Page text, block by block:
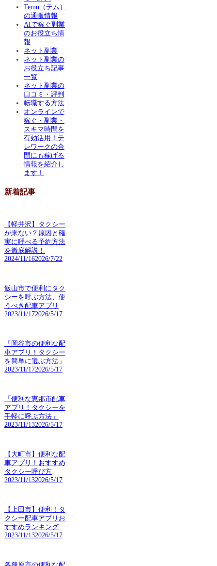
Temu（テム）
の通販情報
AIで稼ぐ副業
のお役立ち情
報
ネット副業
ネット副業の
お役立ち記事
一覧
ネット副業の
口コミ・評判
転職する方法
オンラインで
稼ぐ・副業・
スキマ時間を
有効活用！テ
レワークの合
間にも稼げる
情報を紹介し
ます！
新着記事
【軽井沢】タクシー
が来ない？原因と確
実に呼べる予約方法
を徹底解説！
2024/11/162026/7/22
飯山市で便利にタク
シーを呼ぶ方法、使
うべき配車アプリ
2023/11/172026/5/17
「岡谷市の便利な配
車アプリ！タクシー
を簡単に選ぶ方法」
2023/11/172026/5/17
「便利な恵那市配車
アプリ！タクシーを
手軽に呼ぶ方法」
2023/11/132026/5/17
【大町市】便利な配
車アプリ！おすすめ
タクシー呼び方
2023/11/132026/5/17
【上田市】便利！タ
クシー配車アプリお
すすめランキング
2023/11/132026/5/17
各務原市の便利な配